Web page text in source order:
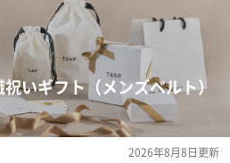
いギフト（メンズベルト）
2026年8月8日更新